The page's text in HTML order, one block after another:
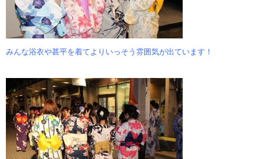
みんな浴衣や甚平を着てよりいっそう雰囲気が出ています！